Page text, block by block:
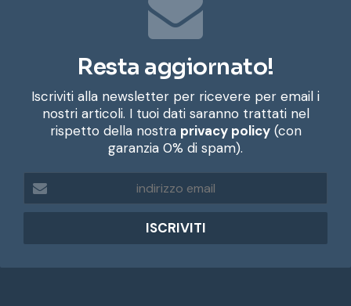
Resta aggiornato!
Iscriviti alla newsletter per ricevere per email i
nostri articoli. I tuoi dati saranno trattati nel
rispetto della nostra privacy policy(con
garanzia 0% di spam).
d
r